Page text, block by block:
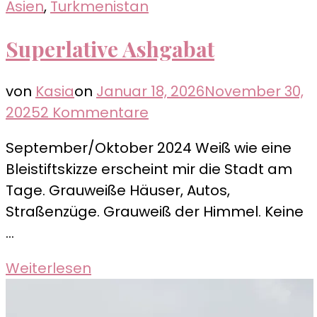
Asien, Turkmenistan
Superlative Ashgabat
von Kasiaon Januar 18, 2026November 30,
20252 Kommentare
Ashgabat
September/Oktober 2024 Weiß wie eine
Bleistiftskizze erscheint mir die Stadt am
Tage. Grauweiße Häuser, Autos,
Straßenzüge. Grauweiß der Himmel. Keine
…
Weiterlesen